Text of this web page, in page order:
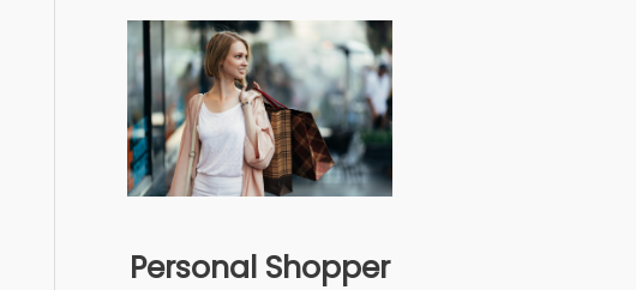
Personal Shopper